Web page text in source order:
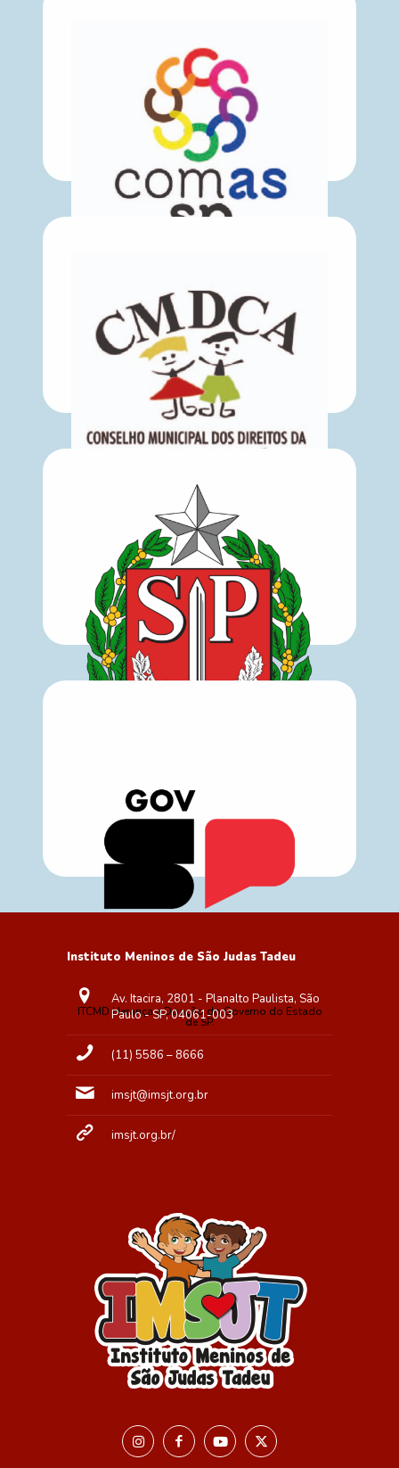
CEBAS
COMAS-SP
CMDCA-SP
Cadastro único das entidades do 3° setor.
ITCMD Herança e Doação do Governo do Estado
de SP.
Instituto Meninos de São Judas Tadeu
Av. Itacira, 2801 - Planalto Paulista, São
Paulo - SP, 04061-003
(11) 5586 – 8666
imsjt@imsjt.org.br
imsjt.org.br/